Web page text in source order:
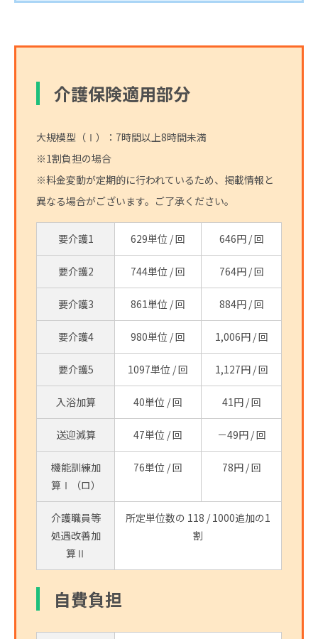
介護保険適用部分
大規模型（Ⅰ）：7時間以上8時間未満
※1割負担の場合
※料金変動が定期的に行われているため、掲載情報と
異なる場合がございます。ご了承ください。
要介護1 629単位 / 回 646円 / 回
要介護2 744単位 / 回 764円 / 回
要介護3 861単位 / 回 884円 / 回
要介護4 980単位 / 回 1,006円 / 回
要介護5 1097単位 / 回 1,127円 / 回
入浴加算 40単位 / 回 41円 / 回
送迎減算 47単位 / 回 －49円 / 回
機能訓練加
算Ⅰ（ロ）
76単位 / 回 78円 / 回
介護職員等
処遇改善加
算Ⅱ
所定単位数の 118 / 1000追加の1
割
自費負担